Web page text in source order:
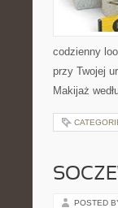
codzienny
przy Twojej
Makijaż
POSTED